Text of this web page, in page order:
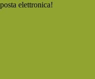
elettronica!